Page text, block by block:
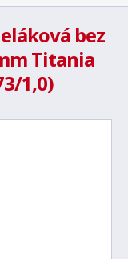
bez
Titania
1,0)